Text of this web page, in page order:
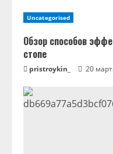
Uncategorised
Обзор способов
стопе
pristroykin_ 20